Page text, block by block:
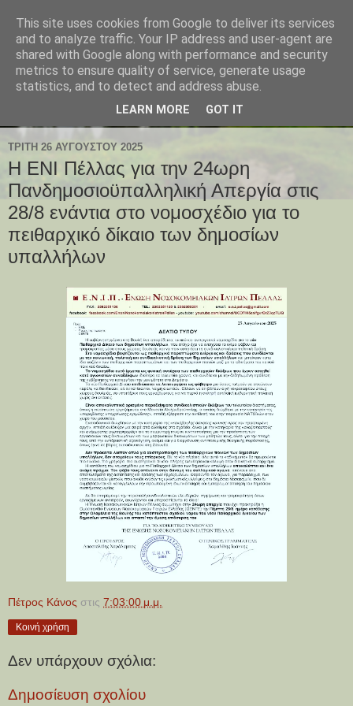
ΤΡΊΤΗ 26 ΑΥΓΟΎΣΤΟΥ 2025
Η ΕΝΙ Πέλλας για την 24ωρη
Πανδημοσιοϋπαλληλική Απεργία στις
28/8 ενάντια στο νομοσχέδιο για το
πειθαρχικό δίκαιο των δημοσίων
υπαλλήλων
Πέτρος Κάνος στις 7:03:00 μ.μ.
Κοινή χρήση
Δεν υπάρχουν σχόλια:
Δημοσίευση σχολίου
This site uses cookies from Google to deliver its services
and to analyze traffic. Your IP address and user-agent are
shared with Google along with performance and security
metrics to ensure quality of service, generate usage
statistics, and to detect and address abuse.
LEARN MORE GOT IT